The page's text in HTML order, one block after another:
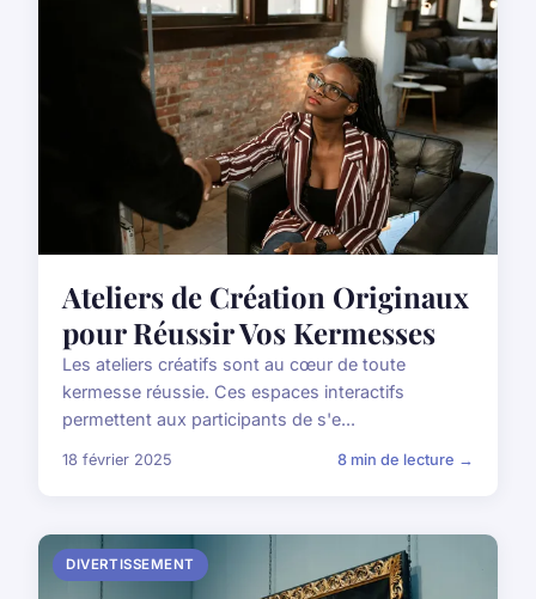
Ateliers de Création Originaux
pour Réussir Vos Kermesses
Les ateliers créatifs sont au cœur de toute
kermesse réussie. Ces espaces interactifs
permettent aux participants de s'e...
18 février 2025 8 min de lecture →
DIVERTISSEMENT